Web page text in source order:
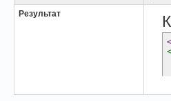
Результат